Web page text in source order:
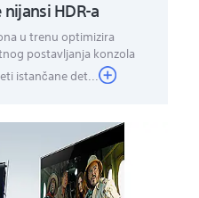
HDR-a
u trenu optimizira
postavljanja konzola
istančane det...